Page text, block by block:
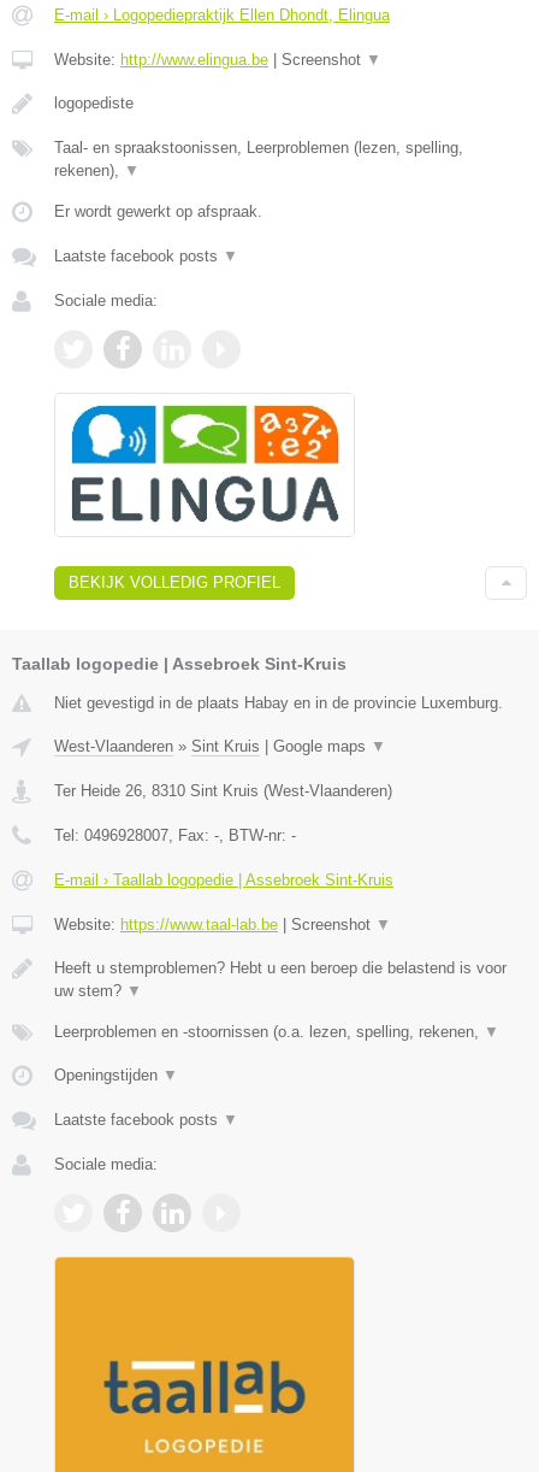
E-mail › Logopediepraktijk Ellen Dhondt, Elingua
Website: http://www.elingua.be Screenshot ▼
logopediste
Taal- en spraakstoonissen, Leerproblemen (lezen, spelling,
rekenen), ▼
Er wordt gewerkt op afspraak.
Laatste facebook posts ▼
Sociale media:
BEKIJK VOLLEDIG PROFIEL
Taallab logopedie | Assebroek Sint-Kruis
Niet gevestigd in de plaats Habay en in de provincie Luxemburg.
West-Vlaanderen » Sint Kruis Google maps ▼
Ter Heide 26, 8310 Sint Kruis (West-Vlaanderen)
Tel: 0496928007, Fax: -, BTW-nr: -
E-mail › Taallab logopedie | Assebroek Sint-Kruis
Website: https://www.taal-lab.be Screenshot ▼
Heeft u stemproblemen? Hebt u een beroep die belastend is voor
uw stem? ▼
Leerproblemen en -stoornissen (o.a. lezen, spelling, rekenen, ▼
Openingstijden ▼
Laatste facebook posts ▼
Sociale media: